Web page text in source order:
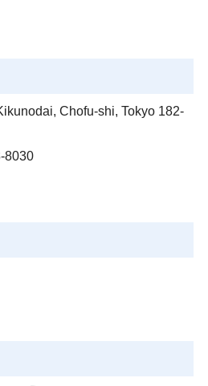
Chofu-shi, Tokyo 182-
8030